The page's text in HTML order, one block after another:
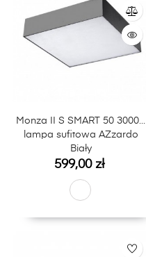
Monza II S SMART 50 3000K
lampa sufitowa AZzardo
Biały
Cena
599,00 zł